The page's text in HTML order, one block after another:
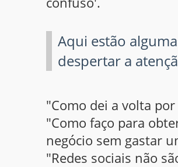
Aqui estão
despertar a
"Como dei a volta
"Como faço para
negócio sem gastar
"Redes sociais não